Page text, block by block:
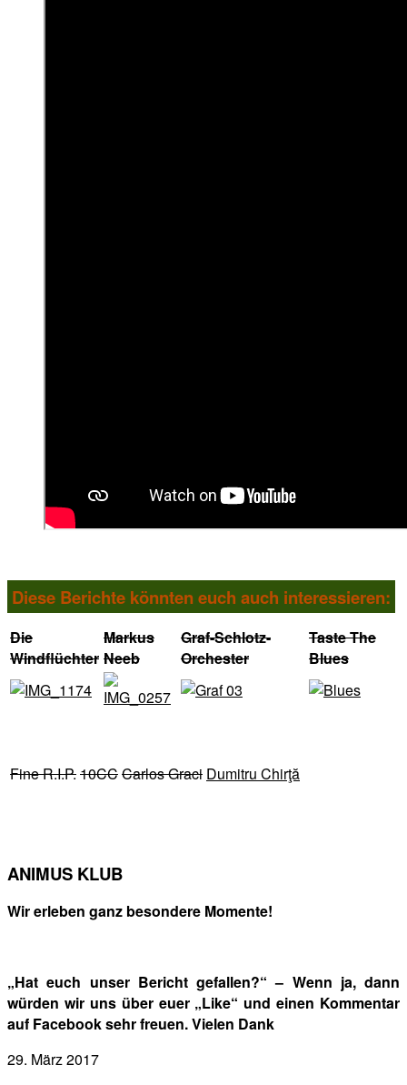
Diese Berichte könnten euch auch interessieren:
Die
Windflüchter
Markus
Neeb
Graf-Schlotz-
Orchester
Taste The
Blues
Fine R.I.P.10CCCarlos Graci Dumitru Chirţă
ANIMUS KLUB
Wir erleben ganz besondere Momente!
„Hat euch unser Bericht gefallen?“ – Wenn ja, dann
würden wir uns über euer „Like“ und einen Kommentar
auf Facebook sehr freuen. Vielen Dank
29. März 2017